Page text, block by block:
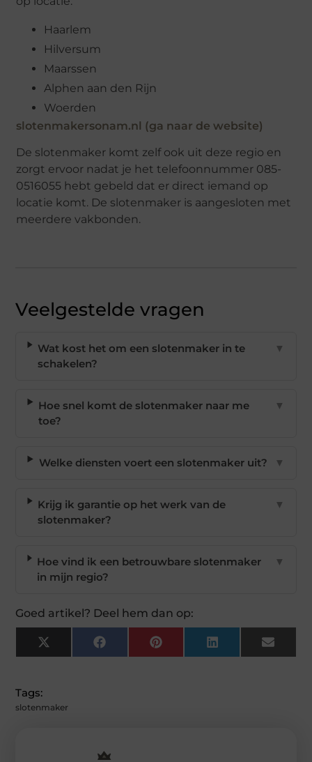
Haarlem
Hilversum
Maarssen
Alphen aan den Rijn
Woerden
slotenmakersonam.nl (ga naar de website)
De slotenmaker komt zelf ook uit deze regio en
zorgt ervoor nadat je het telefoonnummer 085-
0516055 hebt gebeld dat er direct iemand op
locatie komt. De slotenmaker is aangesloten met
meerdere vakbonden.
Veelgestelde vragen
Wat kost het om een slotenmaker in te
schakelen?
▼
Hoe snel komt de slotenmaker naar me
toe?
▼
Welke diensten voert een slotenmaker uit? ▼
Krijg ik garantie op het werk van de
slotenmaker?
▼
Hoe vind ik een betrouwbare slotenmaker
in mijn regio?
▼
Goed artikel? Deel hem dan op:
X
(Twitter)
FacebookPinterest LinkedIn Email
Tags:
slotenmaker